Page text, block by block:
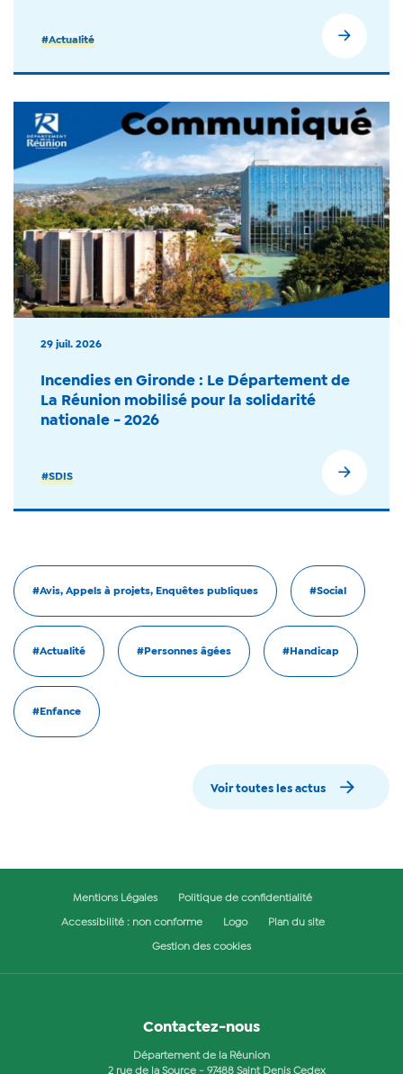
#Actualité
29 juil. 2026
Incendies en Gironde : Le Département de
La Réunion mobilisé pour la solidarité
nationale - 2026
#SDIS
#Avis, Appels à projets, Enquêtes publiques #Social
#Actualité #Personnes âgées #Handicap
#Enfance
Voir toutes les actus
Mentions Légales Politique de confidentialité
Accessibilité : non conforme Logo Plan du site
Gestion des cookies
Contactez-nous
Département de la Réunion
2 rue de la Source - 97488 Saint Denis Cedex